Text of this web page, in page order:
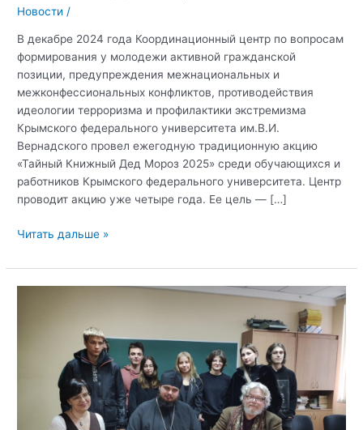
Новости /
В декабре 2024 года Координационный центр по вопросам
формирования у молодежи активной гражданской
позиции, предупреждения межнациональных и
межконфессиональных конфликтов, противодействия
идеологии терроризма и профилактики экстремизма
Крымского федерального университета им.В.И.
Вернадского провел ежегодную традиционную акцию
«Тайный Книжный Дед Мороз 2025» среди обучающихся и
работников Крымского федерального университета. Центр
проводит акцию уже четыре года. Ее цель — […]
Координационный
КФУ
им.В.И.
традиционную
«Тайный
Книжный
Читать дальше »